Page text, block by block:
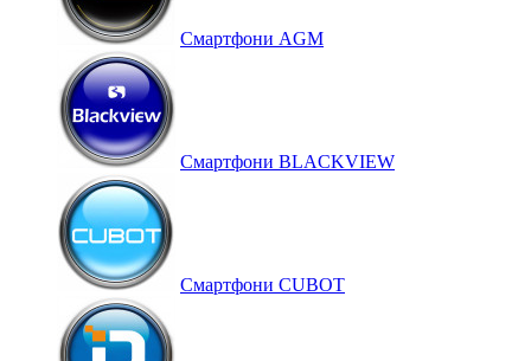
Cмартфони AGM
Смартфони BLACKVIEW
Смартфони CUBOT